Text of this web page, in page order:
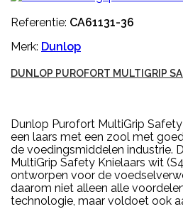
Referentie: CA61131-36
Merk: Dunlop
DUNLOP PUROFORT MULTIGRIP
Dunlop Purofort MultiGrip
een laars met een zool met
de voedingsmiddelen industrie.
MultiGrip Safety Knielaars wit
ontworpen voor de
daarom niet alleen alle
technologie, maar voldoet ook